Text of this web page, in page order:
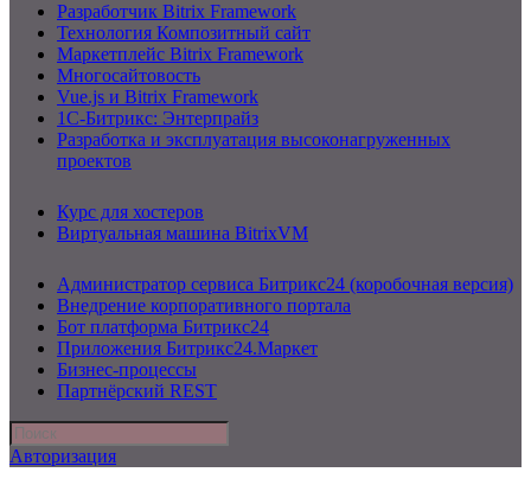
Разработчик Bitrix Framework
Технология Композитный сайт
Маркетплейс Bitrix Framework
Многосайтовость
Vue.js и Bitrix Framework
1С-Битрикс: Энтерпрайз
Разработка и эксплуатация высоконагруженных
проектов
Курс для хостеров
Виртуальная машина BitrixVM
Администратор сервиса Битрикс24 (коробочная версия)
Внедрение корпоративного портала
Бот платформа Битрикс24
Приложения Битрикс24.Маркет
Бизнес-процессы
Партнёрский REST
Авторизация